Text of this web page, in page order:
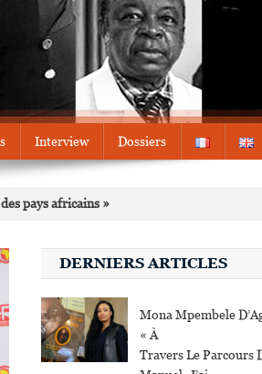
Interview Dossiers
pays africains »
DERNIERS ARTICLES
Mona Mpembele
« À
Travers Le Parcours